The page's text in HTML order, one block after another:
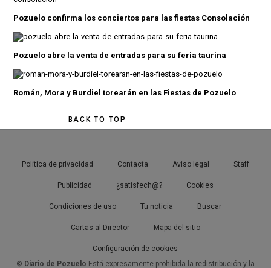
Pozuelo confirma los conciertos para las fiestas Consolación
Pozuelo abre la venta de entradas para su feria taurina
Román, Mora y Burdiel torearán en las Fiestas de Pozuelo
BACK TO TOP
Política de privacidad Contacta Aviso legal Staff
Publicidad ¿satisfech@? Cookies
Condiciones de uso Tu noticia Buscar
Cartas al Director Mapa del sitio
Configuración de cookies
© Diario de Pozuelo Está expresamente prohibida la redistribución y la